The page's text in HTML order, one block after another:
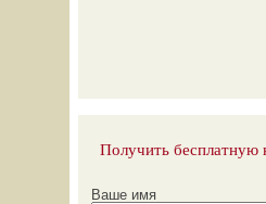
Получить бесплатную
Ваше имя